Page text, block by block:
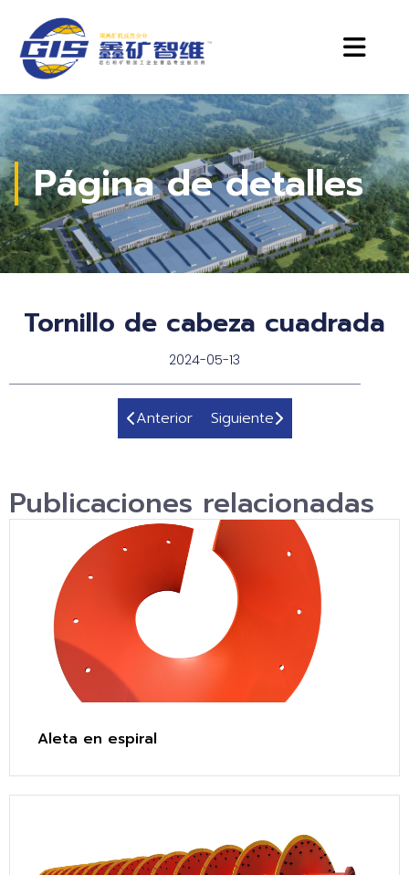
Página de detalles
Tornillo de cabeza cuadrada
2024-05-13
Anterior Siguiente
Publicaciones relacionadas
Aleta en espiral